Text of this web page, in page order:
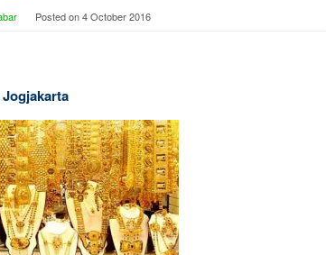
Posted on4 October 2016